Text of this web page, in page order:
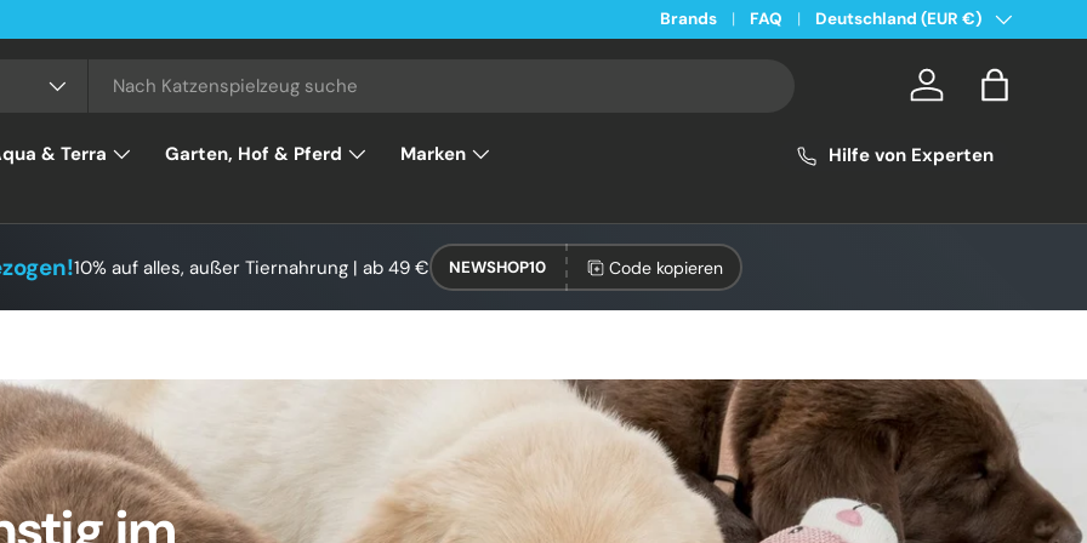
Kostenloser Versand ab 49€ in Deutschland
Brands FAQ Land/Region
Deutschland (EUR €)
Konto
& Terra Garten, Hof & Pferd
Marken
Hilfe von Experten
10% auf alles, außer Tiernahrung | ab 49 € NEWSHOP10 Code kopieren